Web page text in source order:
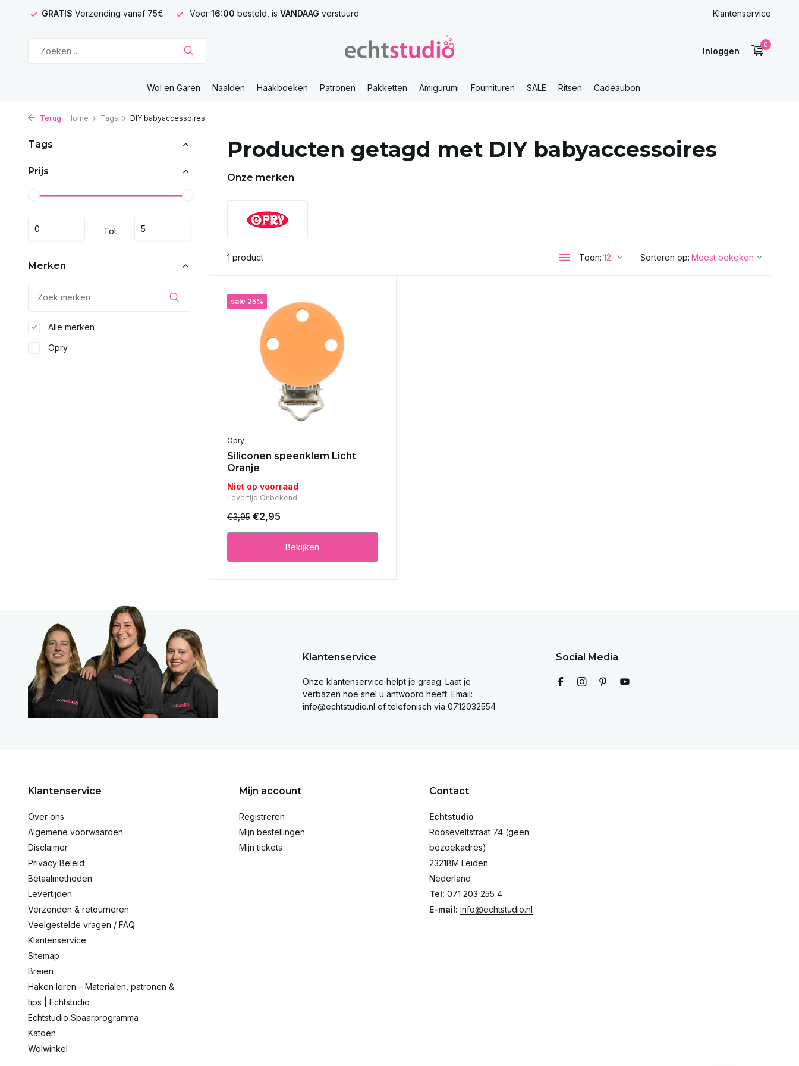
GRATIS Verzending vanaf 75€ Voor 16:00 besteld, is VANDAAG verstuurd Klantenservice
Inloggen
0
Wol en Garen Naalden Haakboeken Patronen Pakketten Amigurumi Fournituren SALE Ritsen Cadeaubon
Terug Home Tags DIY babyaccessoires
Tags
Prijs
Tot
Merken
Alle merken
Opry
Producten getagd met DIY babyaccessoires
Onze merken
1 product Toon: Sorteren op:
sale 25%
Opry
Siliconen speenklem Licht
Oranje
Niet op voorraad
Levertijd Onbekend
€3,95 €2,95
Bekijken
Klantenservice
Onze klantenservice helpt je graag. Laat je
verbazen hoe snel u antwoord heeft. Email:
info@echtstudio.nl of telefonisch via 0712032554
Social Media
Klantenservice
Over ons
Algemene voorwaarden
Disclaimer
Privacy Beleid
Betaalmethoden
Levertijden
Verzenden & retourneren
Veelgestelde vragen / FAQ
Klantenservice
Sitemap
Breien
Haken leren – Materialen, patronen &
tips | Echtstudio
Echtstudio Spaarprogramma
Katoen
Wolwinkel
Mijn account
Registreren
Mijn bestellingen
Mijn tickets
Contact
Echtstudio
Rooseveltstraat 74 (geen
bezoekadres)
2321BM Leiden
Nederland
Tel: 071 203 255 4
E-mail: info@echtstudio.nl